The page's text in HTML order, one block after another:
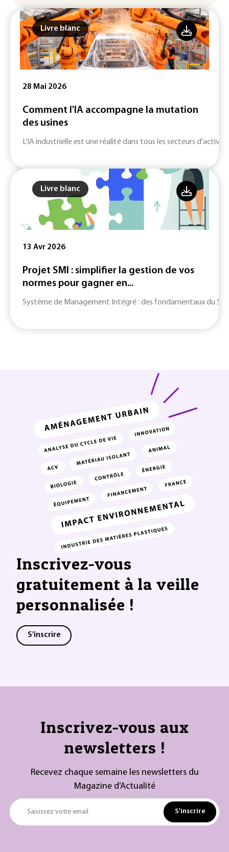
Livre blanc
28 Mai 2026
Comment l'IA accompagne la mutation
des usines
L'IA industrielle est une réalité dans tous les secteurs
Livre blanc
13 Avr 2026
Projet SMI : simplifier la gestion de vos
normes pour gagner en...
Système de Management Intégré : des fondamentaux du
Inscrivez-vous
gratuitement à la veille
personnalisée !
S'inscrire
Inscrivez-vous aux
newsletters !
Recevez chaque semaine les newsletters du
Magazine d’Actualité
Saisissez votre email S'inscrire